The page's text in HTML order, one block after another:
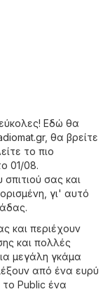
Εδώ θα
, θα βρείτε
το πιο
01/08.
σας και
γι' αυτό
και περιέχουν
και πολλές
μεγάλη γκάμα
από ένα ευρύ
το Public ένα